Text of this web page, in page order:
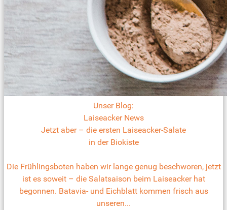
Unser Blog:
Laiseacker News
Jetzt aber – die ersten Laiseacker-Salate
in der Biokiste
Die Frühlingsboten haben wir lange genug beschworen, jetzt
ist es soweit – die Salatsaison beim Laiseacker hat
begonnen. Batavia- und Eichblatt kommen frisch aus
unseren...